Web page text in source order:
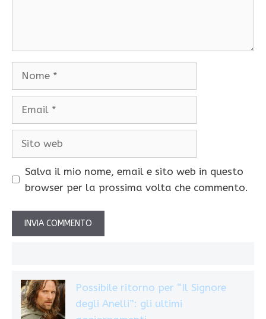
Salva il mio nome, email e sito web in questo
browser per la prossima volta che commento.
Possibile ritorno per “Il Signore
degli Anelli”: gli ultimi